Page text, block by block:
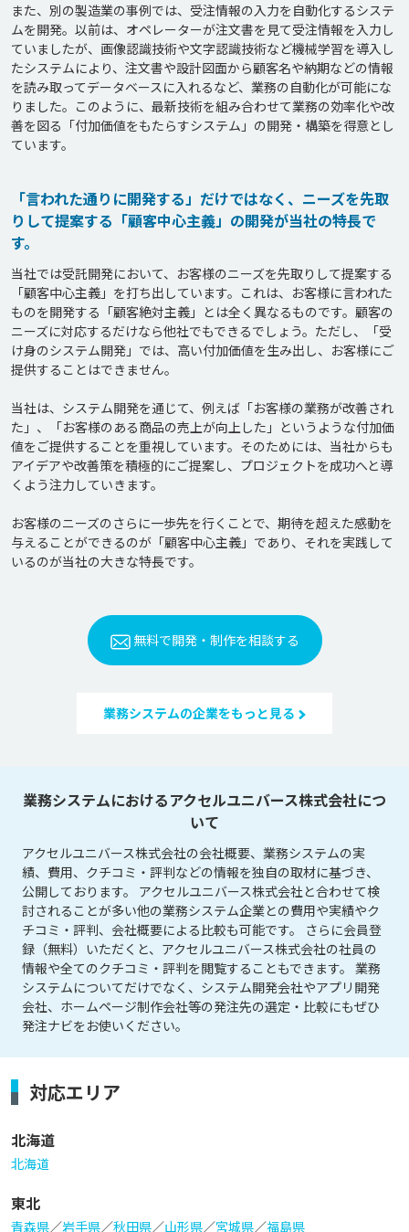
また、別の製造業の事例では、受注情報の入力を自動化するシステ
ムを開発。以前は、オペレーターが注文書を見て受注情報を入力し
ていましたが、画像認識技術や文字認識技術など機械学習を導入し
たシステムにより、注文書や設計図面から顧客名や納期などの情報
を読み取ってデータベースに入れるなど、業務の自動化が可能にな
りました。このように、最新技術を組み合わせて業務の効率化や改
善を図る「付加価値をもたらすシステム」の開発・構築を得意とし
ています。
「言われた通りに開発する」だけではなく、ニーズを先取
りして提案する「顧客中心主義」の開発が当社の特長で
す。
当社では受託開発において、お客様のニーズを先取りして提案する
「顧客中心主義」を打ち出しています。これは、お客様に言われた
ものを開発する「顧客絶対主義」とは全く異なるものです。顧客の
ニーズに対応するだけなら他社でもできるでしょう。ただし、「受
け身のシステム開発」では、高い付加価値を生み出し、お客様にご
提供することはできません。
当社は、システム開発を通じて、例えば「お客様の業務が改善され
た」、「お客様のある商品の売上が向上した」というような付加価
値をご提供することを重視しています。そのためには、当社からも
アイデアや改善策を積極的にご提案し、プロジェクトを成功へと導
くよう注力していきます。
お客様のニーズのさらに一歩先を行くことで、期待を超えた感動を
与えることができるのが「顧客中心主義」であり、それを実践して
いるのが当社の大きな特長です。
無料で開発・制作を相談する
業務システムの企業をもっと見る
業務システムにおけるアクセルユニバース株式会社につ
いて
アクセルユニバース株式会社の会社概要、業務システムの実
績、費用、クチコミ・評判などの情報を独自の取材に基づき、
公開しております。 アクセルユニバース株式会社と合わせて検
討されることが多い他の業務システム企業との費用や実績やク
チコミ・評判、会社概要による比較も可能です。 さらに会員登
録（無料）いただくと、アクセルユニバース株式会社の社員の
情報や全てのクチコミ・評判を閲覧することもできます。 業務
システムについてだけでなく、システム開発会社やアプリ開発
会社、ホームページ制作会社等の発注先の選定・比較にもぜひ
発注ナビをお使いください。
対応エリア
北海道
北海道
東北
青森県／岩手県／秋田県／山形県／宮城県／福島県